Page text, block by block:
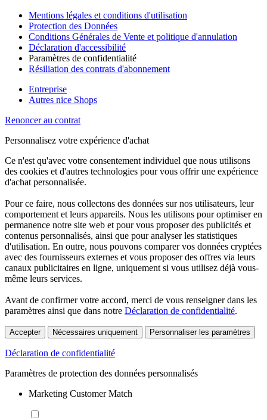
Mentions légales et conditions d'utilisation
Protection des Données
Conditions Générales de Vente et politique d'annulation
Déclaration d'accessibilité
Paramètres de confidentialité
Résiliation des contrats d'abonnement
Entreprise
Autres nice Shops
Renoncer au contrat
Personnalisez votre expérience d'achat
Ce n'est qu'avec votre consentement individuel que nous utilisons
des cookies et d'autres technologies pour vous offrir une expérience
d'achat personnalisée.
Pour ce faire, nous collectons des données sur nos utilisateurs, leur
comportement et leurs appareils. Nous les utilisons pour optimiser en
permanence notre site web et pour vous proposer des publicités et
contenus personnalisés, ainsi que pour analyser les statistiques
d'utilisation. En outre, nous pouvons comparer vos données cryptées
avec des fournisseurs externes et vous proposer des offres via leurs
canaux publicitaires en ligne, uniquement si vous utilisez déjà vous-
même leurs services.
Avant de confirmer votre accord, merci de vous renseigner dans les
paramètres ainsi que dans notre Déclaration de confidentialité.
Accepter Nécessaires uniquement Personnaliser les paramètres
Déclaration de confidentialité
Paramètres de protection des données personnalisés
Marketing Customer Match